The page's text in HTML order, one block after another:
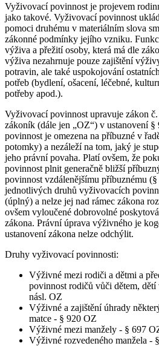
Vyživovací povinnost je projevem
jako takové. Vyživovací povinnost
pomoci druhému v materiálním slova
zákonné podmínky jejího vzniku.
výživa a přežití osoby, která má dle
výživa nezahrnuje pouze zajištění
potravin, ale také uspokojování
potřeb (bydlení, ošacení, léčebné,
potřeby apod.).
Vyživovací povinnost upravuje zákon
zákoník (dále jen „OZ“) v ustanovení
povinnost je omezena na příbuzné v
potomky) a nezáleží na tom, jaký je
jeho právní povaha. Platí ovšem, že
povinnost plnit generačně bližší
povinnost vzdálenějšímu příbuznému
jednotlivých druhů vyživovacích
(úplný) a nelze jej nad rámec zákona
ovšem vyloučené dobrovolné
zákona. Právní úprava výživného je
ustanovení zákona nelze odchýlit.
Druhy vyživovací povinnosti:
Výživné mezi rodiči a dětmi a
povinnost rodičů vůči dětem,
násl. OZ
Výživné a zajištění úhrady
matce - § 920 OZ
Výživné mezi manžely - § 697
Výživné rozvedeného manžela -